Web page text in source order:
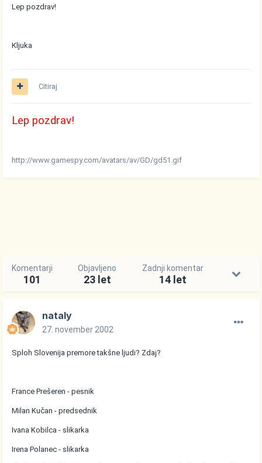
Lep pozdrav!
Kljuka
Citiraj
Lep pozdrav!
http://www.gamespy.com/avatars/av/GD/gd51.gif
Komentarji
101
Objavljeno
23 let
Zadnji komentar
14 let
nataly
27. november 2002
Sploh Slovenija premore takšne ljudi? Zdaj?
France Prešeren - pesnik
Milan Kučan - predsednik
Ivana Kobilca - slikarka
Irena Polanec - slikarka